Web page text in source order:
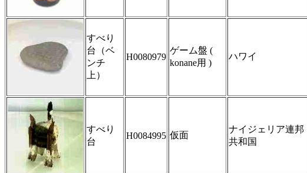
すべり
台（ベ
ンチ
上）
H0080979
ゲーム盤 (
konane用 )
ハワイ
すべり
台
H0084995 仮面
ナイジェリア連邦
共和国